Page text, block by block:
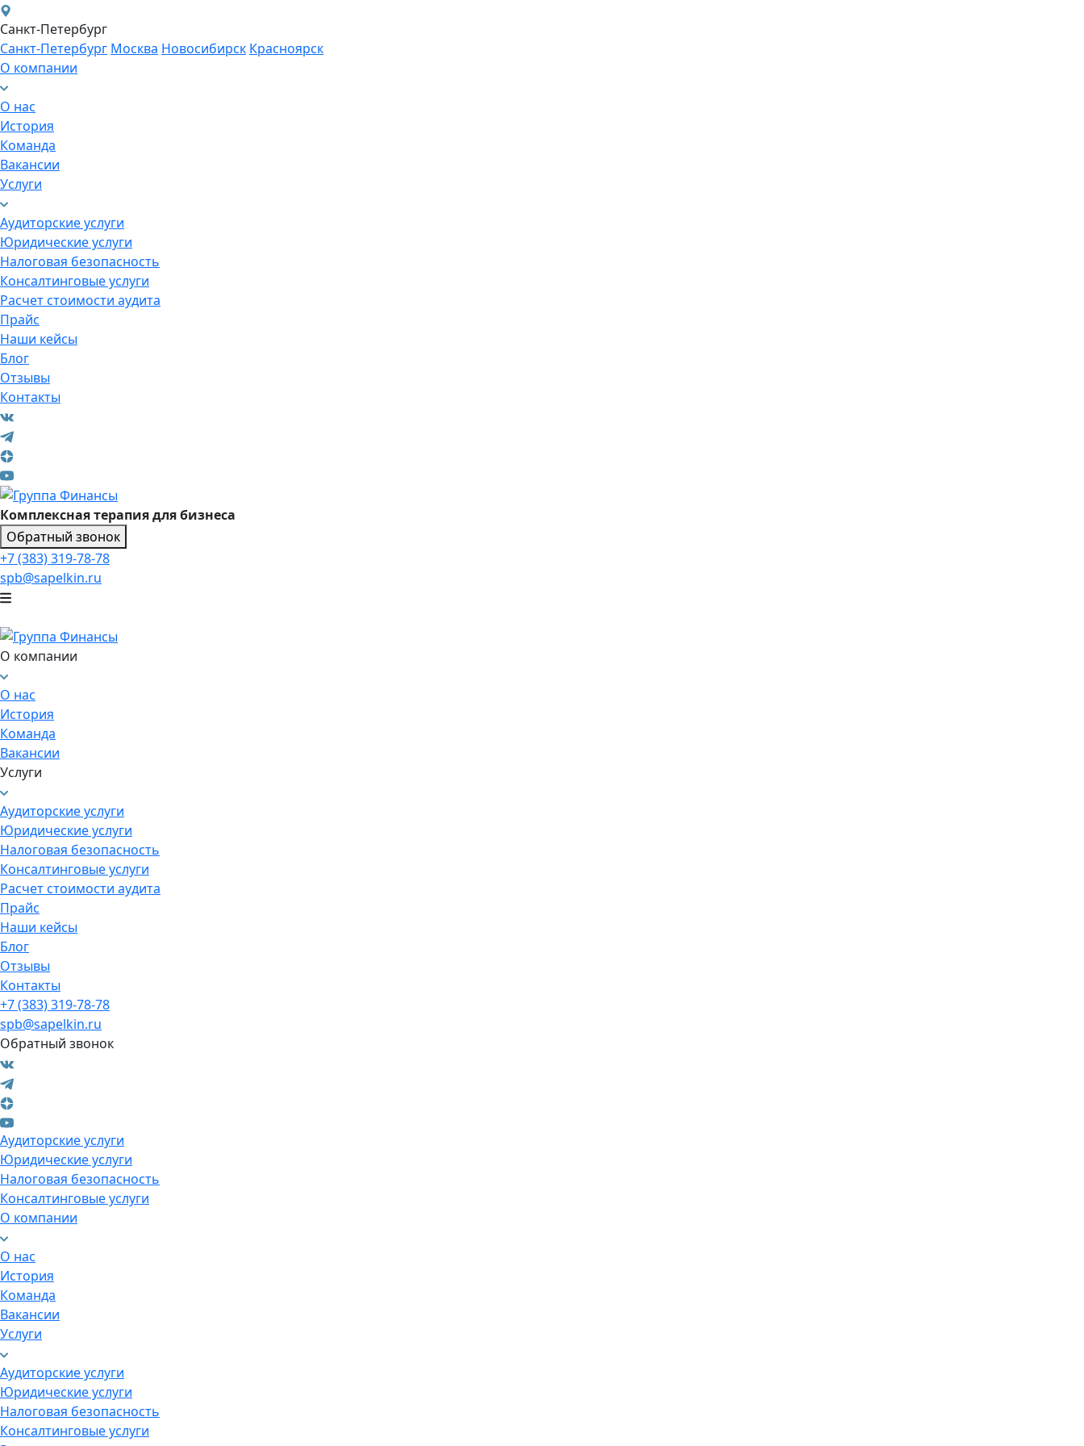
Санкт-Петербург
Санкт-Петербург Москва Новосибирск Красноярск
О компании
О нас
История
Команда
Вакансии
Услуги
Аудиторские услуги
Юридические услуги
Налоговая безопасность
Консалтинговые услуги
Расчет стоимости аудита
Прайс
Наши кейсы
Блог
Отзывы
Контакты
Комплексная терапия для бизнеса
Обратный звонок
+7 (383) 319-78-78
spb@sapelkin.ru
О компании
О нас
История
Команда
Вакансии
Услуги
Аудиторские услуги
Юридические услуги
Налоговая безопасность
Консалтинговые услуги
Расчет стоимости аудита
Прайс
Наши кейсы
Блог
Отзывы
Контакты
+7 (383) 319-78-78
spb@sapelkin.ru
Обратный звонок
Аудиторские услуги
Юридические услуги
Налоговая безопасность
Консалтинговые услуги
О компании
О нас
История
Команда
Вакансии
Услуги
Аудиторские услуги
Юридические услуги
Налоговая безопасность
Консалтинговые услуги